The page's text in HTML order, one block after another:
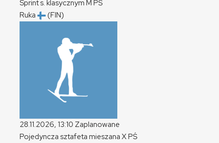
Sprint s. klasycznym M PŚ
Ruka
(FIN)
28.11.2026, 13:10 Zaplanowane
Pojedyncza sztafeta mieszana XPŚ